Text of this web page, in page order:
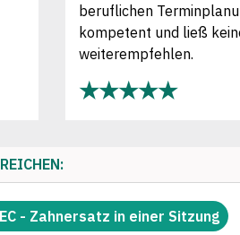
beruflichen
kompetent und ließ
weiterempfehlen.
★★★★★
- Zahnersatz in einer Sitzung